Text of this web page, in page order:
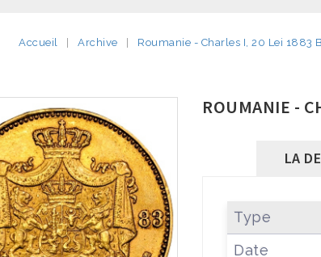
Accueil Archive Roumanie - Charles I, 20 Lei 1883
ROUMANIE -
LA
Type
Date